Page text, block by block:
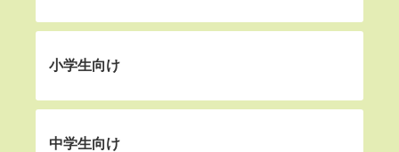
小学生向け
中学生向け